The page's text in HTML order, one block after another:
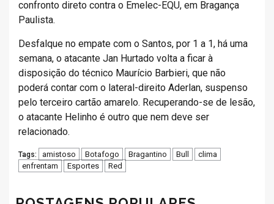
confronto direto contra o Emelec-EQU, em Bragança
Paulista.
Desfalque no empate com o Santos, por 1 a 1, há uma
semana, o atacante Jan Hurtado volta a ficar à
disposição do técnico Maurício Barbieri, que não
poderá contar com o lateral-direito Aderlan, suspenso
pelo terceiro cartão amarelo. Recuperando-se de lesão,
o atacante Helinho é outro que nem deve ser
relacionado.
Tags: amistoso Botafogo Bragantino Bull
clima
enfrentam
Esportes Red